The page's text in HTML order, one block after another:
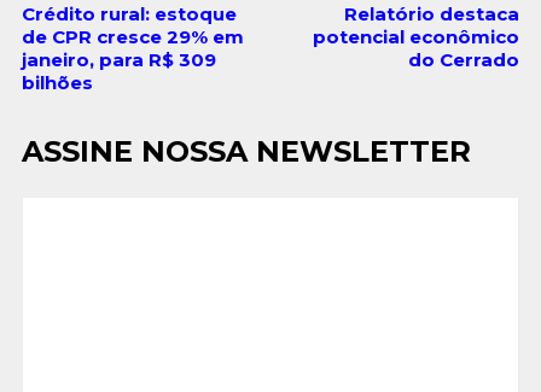
Crédito rural: estoque
de CPR cresce 29% em
janeiro, para R$ 309
bilhões
Relatório destaca
potencial econômico
do Cerrado
ASSINE NOSSA NEWSLETTER